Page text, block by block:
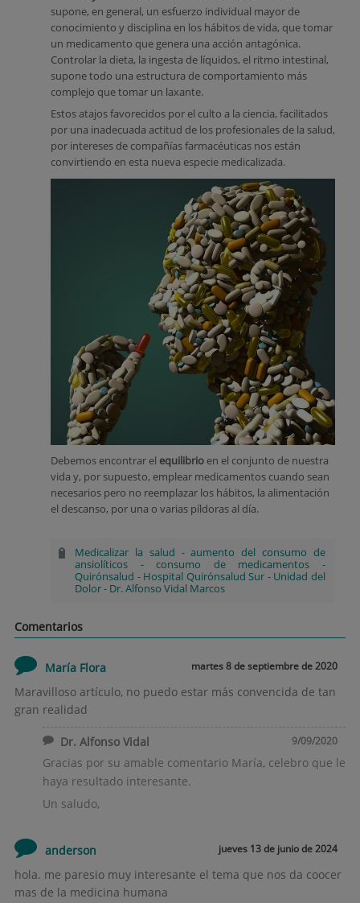
supone, en general, un esfuerzo individual mayor de
conocimiento y disciplina en los hábitos de vida, que tomar
un medicamento que genera una acción antagónica.
Controlar la dieta, la ingesta de líquidos, el ritmo intestinal,
supone todo una estructura de comportamiento más
complejo que tomar un laxante.
Estos atajos favorecidos por el culto a la ciencia, facilitados
por una inadecuada actitud de los profesionales de la salud,
por intereses de compañías farmacéuticas nos están
convirtiendo en esta nueva especie medicalizada.
Debemos encontrar el equilibrio en el conjunto de nuestra
vida y, por supuesto, emplear medicamentos cuando sean
necesarios pero no reemplazar los hábitos, la alimentación
el descanso, por una o varias píldoras al día.
Medicalizar la salud -aumento del consumo de
ansiolíticos -consumo de medicamentos -
Quirónsalud - Hospital Quirónsalud Sur - Unidad del
Dolor- Dr. Alfonso Vidal Marcos
Comentarios
María Flora martes 8 de septiembre de 2020
Maravilloso artículo, no puedo estar más convencida de tan
gran realidad
Dr. Alfonso Vidal 9/09/2020
Gracias por su amable comentario María, celebro que le
haya resultado interesante.
Un saludo,
anderson jueves 13 de junio de 2024
hola. me paresio muy interesante el tema que nos da coocer
mas de la medicina humana